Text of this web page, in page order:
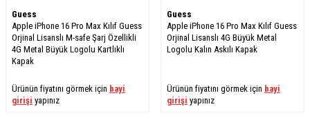
Guess
Apple iPhone 16 Pro Max Kılıf Guess
Orjinal Lisanslı M-safe Şarj Özellikli
4G Metal Büyük Logolu Kartlıklı
Kapak
Ürünün fiyatını görmek için bayi
girişi yapınız
Guess
Apple iPhone 16 Pro Max Kılıf Guess
Orjinal Lisanslı 4G Büyük Metal
Logolu Kalın Askılı Kapak
Ürünün fiyatını görmek için bayi
girişi yapınız